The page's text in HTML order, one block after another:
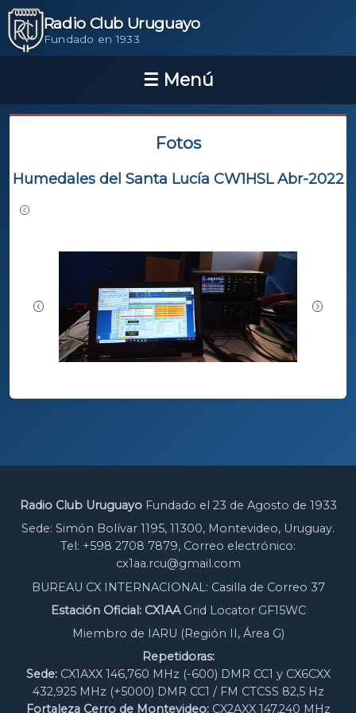
Radio Club Uruguayo
Fundado en 1933
Fotos
Humedales del Santa Lucía CW1HSL Abr-2022
Radio Club UruguayoFundado el 23 de Agosto de 1933
Sede: Simón Bolívar 1195, 11300, Montevideo, Uruguay.
Tel: +598 2708 7879, Correo electrónico:
cx1aa.rcu@gmail.com
BUREAU CX INTERNACIONAL: Casilla de Correo 37
Estación Oficial: CX1AAGrid Locator GF15WC
Miembro de IARU (Región II, Área G)
Repetidoras:
Sede:CX1AXX 146,760 MHz (-600) DMR CC1 y CX6CXX
432,925 MHz (+5000) DMR CC1 / FM CTCSS 82,5 Hz
Fortaleza Cerro de Montevideo:CX2AXX 147,240 MHz